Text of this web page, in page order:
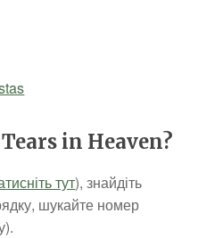
in Heaven?
тут), знайдіть
шукайте номер